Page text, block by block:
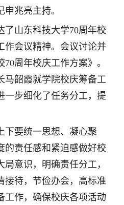
兆亮主持。
了山东科技大学70周年校
作会议精神。会议讨论并
周年校庆工作方案》。
马韶霞就学院校庆筹备工
一步细化了任务分工，提
下要统一思想、凝心聚
的责任感和紧迫感做好校
意识，明确责任分工，
接待，节俭办会，高标准
工作，确保校庆各项活动